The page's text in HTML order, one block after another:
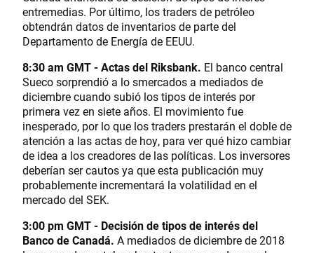
entremedias. Por último, los traders de petróleo
obtendrán datos de inventarios de parte del
Departamento de Energía de EEUU.
8:30 am GMT - Actas del Riksbank. El banco central
Sueco sorprendió a lo smercados a mediados de
diciembre cuando subió los tipos de interés por
primera vez en siete años. El movimiento fue
inesperado, por lo que los traders prestarán el doble de
atención a las actas de hoy, para ver qué hizo cambiar
de idea a los creadores de las políticas. Los inversores
deberían ser cautos ya que esta publicación muy
probablemente incrementará la volatilidad en el
mercado del SEK.
3:00 pm GMT - Decisión de tipos de interés del
Banco de Canadá. A mediados de diciembre de 2018